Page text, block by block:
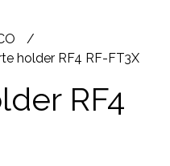
holder RF4 RF-FT3X
RF4